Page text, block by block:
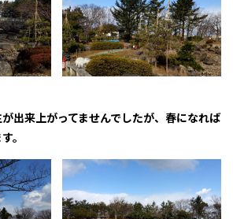
出来上がってませんでしたが、春になれば
。